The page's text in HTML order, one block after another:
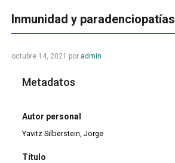
Inmunidad y paradenciopatías
octubre 14, 2021 por admin
Metadatos
Autor personal
Yavitz Silberstein, Jorge
Título